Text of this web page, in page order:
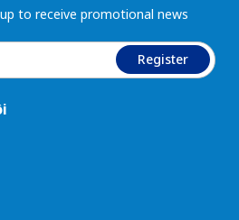
to receive promotional news
Register